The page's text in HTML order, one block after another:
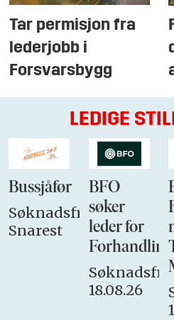
Tar permisjon fra
lederjobb i
Forsvarsbygg
LEDIGE
Bussjåfør
Søknadsfrist:
Snarest
BFO
søker
leder for
18.08.26